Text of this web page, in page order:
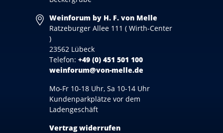
Weinforum by H. F. von Melle
Ratzeburger Allee 111 ( Wirth-Center
)
23562 Lübeck
Telefon: +49 (0) 451 501 100
weinforum@von-melle.de
Mo-Fr 10-18 Uhr, Sa 10-14 Uhr
Kundenparkplätze vor dem
Ladengeschäft
Vertrag widerrufen